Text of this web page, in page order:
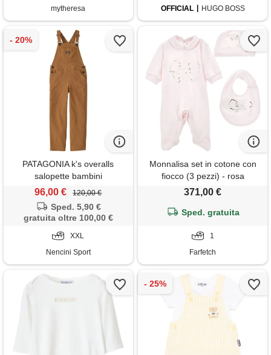
mytheresa OFFICIAL HUGO BOSS
PATAGONIA k's overalls
salopette bambini
96,00 € 120,00 €
Sped. 5,90 €
gratuita oltre 100,00 €
XXL
Nencini Sport
Monnalisa set in cotone con
fiocco (3 pezzi) - rosa
371,00 €
Sped. gratuita
1
Farfetch